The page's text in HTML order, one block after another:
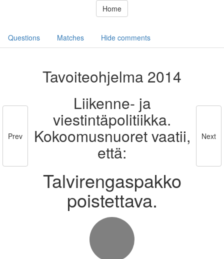
Home
Questions Matches Hide comments
Prev
Tavoiteohjelma 2014
Liikenne- ja
viestintäpolitiikka.
Kokoomusnuoret vaatii,
että:
Talvirengaspakko
poistettava.
Next